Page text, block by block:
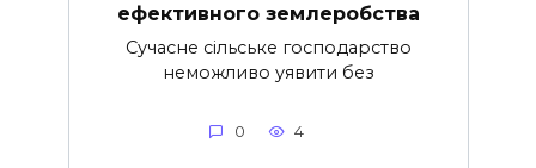
ефективного землеробства
Сучасне сільське господарство
неможливо уявити без
0 4